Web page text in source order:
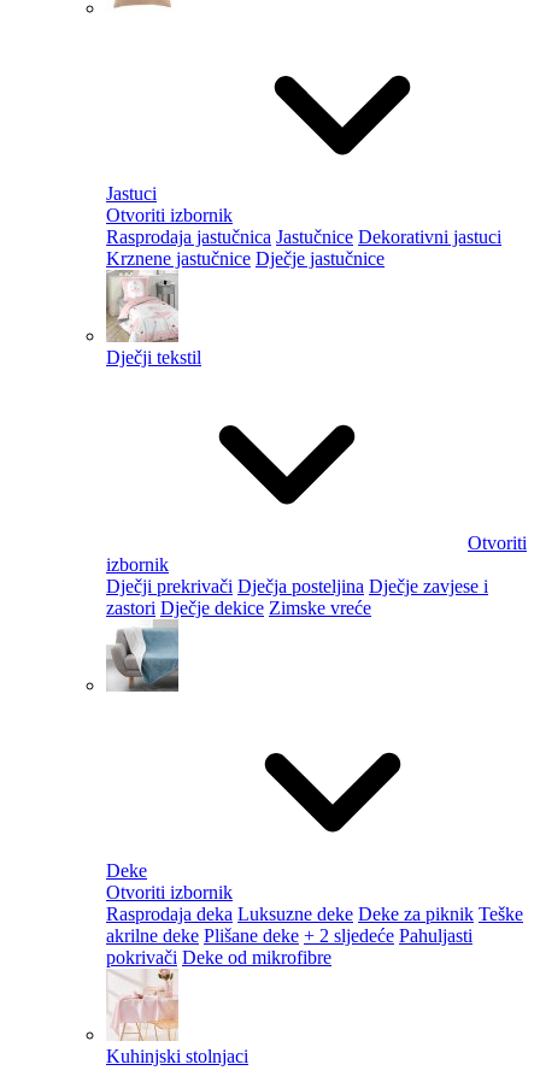
Jastuci
Otvoriti izbornik
Rasprodaja jastučnica Jastučnice Dekorativni jastuci
Krznene jastučnice Dječje jastučnice
Dječji tekstil
Otvoriti
izbornik
Dječji prekrivači Dječja posteljina Dječje zavjese i
zastori Dječje dekice Zimske vreće
Deke
Otvoriti izbornik
Rasprodaja deka Luksuzne deke Deke za piknik Teške
akrilne deke Plišane deke + 2 sljedeće Pahuljasti
pokrivači Deke od mikrofibre
Kuhinjski stolnjaci